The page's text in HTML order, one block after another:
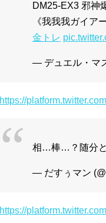
DM25-EX3 邪神
《我我我ガイア
金トレ
— デュエル・マ
https://
相…棒…？随分
— だすぅマン
https://